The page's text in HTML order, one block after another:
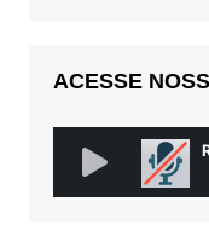
ACESSE